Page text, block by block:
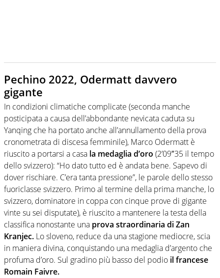
Pechino 2022, Odermatt davvero
gigante
In condizioni climatiche complicate (seconda manche
posticipata a causa dell’abbondante nevicata caduta su
Yanqing che ha portato anche all’annullamento della prova
cronometrata di discesa femminile), Marco Odermatt è
riuscito a portarsi a casa la medaglia d’oro (2’09″35 il tempo
dello svizzero): “Ho dato tutto ed è andata bene. Sapevo di
dover rischiare. C’era tanta pressione”, le parole dello stesso
fuoriclasse svizzero. Primo al termine della prima manche, lo
svizzero, dominatore in coppa con cinque prove di gigante
vinte su sei disputate), è riuscito a mantenere la testa della
classifica nonostante una prova straordinaria di Zan
Kranjec. Lo sloveno, reduce da una stagione mediocre, scia
in maniera divina, conquistando una medaglia d’argento che
profuma d’oro. Sul gradino più basso del podio il francese
Romain Faivre.